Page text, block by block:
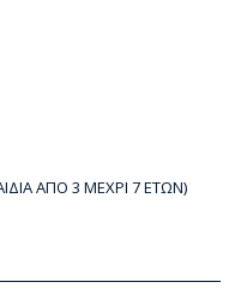
ΑΠΟ 3 ΜΕΧΡΙ 7 ΕΤΩΝ)